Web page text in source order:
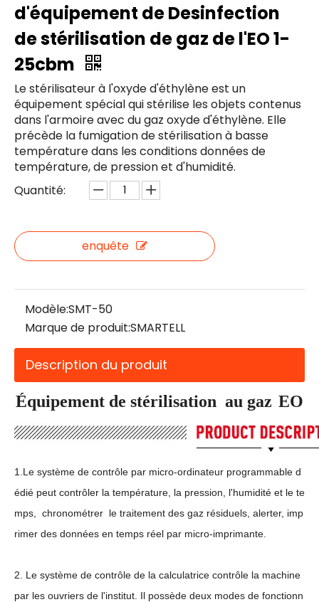
d'équipement de Desinfection
de stérilisation de gaz de l'EO 1-
25cbm
Le stérilisateur à l'oxyde d'éthylène est un
équipement spécial qui stérilise les objets contenus
dans l'armoire avec du gaz oxyde d'éthylène. Elle
précède la fumigation de stérilisation à basse
température dans les conditions données de
température, de pression et d'humidité.
Quantité:
enquête
Modèle:SMT-50
Marque de produit:SMARTELL
Description du produit
Équipement de stérilisation au gaz EO
1.Le système de contrôle par micro-ordinateur programmable d
édié peut contrôler la température, la pression, l'humidité et le te
mps, chronométrer le traitement des gaz résiduels, alerter, imp
rimer des données en temps réel par micro-imprimante.
2. Le système de contrôle de la calculatrice contrôle la machine
par les ouvriers de l'institut. Il possède deux modes de fonctionn